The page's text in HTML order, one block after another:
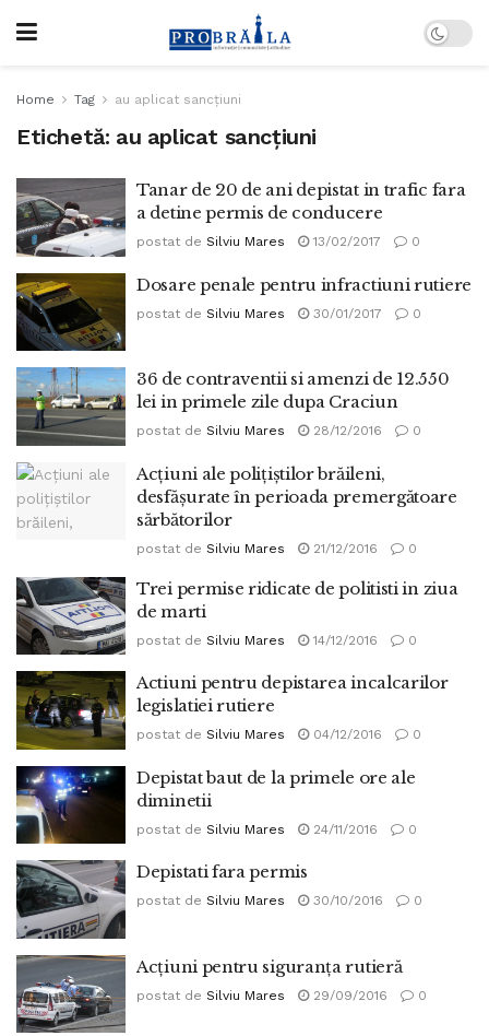
Home Tag au aplicat sancţiuni
Etichetă: au aplicat sancţiuni
Tanar de 20 de ani depistat in trafic fara
a detine permis de conducere
postat de Silviu Mares 13/02/2017 0
Dosare penale pentru infractiuni rutiere
postat de Silviu Mares 30/01/2017 0
36 de contraventii si amenzi de 12.550
lei in primele zile dupa Craciun
postat de Silviu Mares 28/12/2016 0
Acţiuni ale poliţiştilor brăileni,
desfăşurate în perioada premergătoare
sărbătorilor
postat de Silviu Mares 21/12/2016 0
Trei permise ridicate de politisti in ziua
de marti
postat de Silviu Mares 14/12/2016 0
Actiuni pentru depistarea incalcarilor
legislatiei rutiere
postat de Silviu Mares 04/12/2016 0
Depistat baut de la primele ore ale
diminetii
postat de Silviu Mares 24/11/2016 0
Depistati fara permis
postat de Silviu Mares 30/10/2016 0
Acţiuni pentru siguranţa rutieră
postat de Silviu Mares 29/09/2016 0